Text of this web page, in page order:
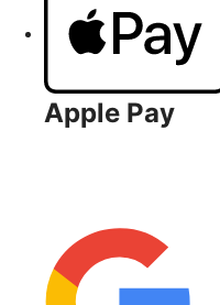
Apple Pay